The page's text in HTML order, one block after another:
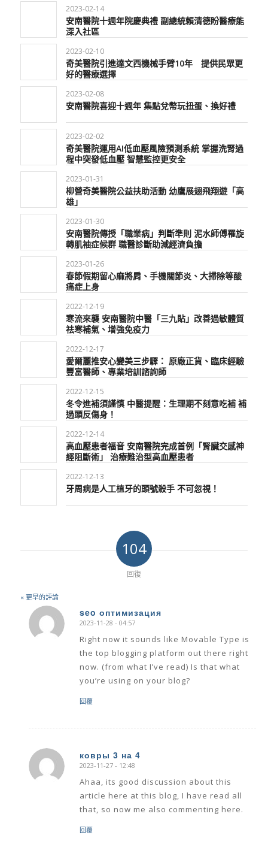
2023-02-14
安南醫院十週年院慶典禮 副總統賴清德盼醫療能
深入社區
2023-02-10
奇美醫院引進達文西機械手臂10年 提供民眾更
好的醫療選擇
2023-02-08
安南醫院喜迎十週年 集點兌幣玩扭蛋、換好禮
2023-02-02
奇美醫院運用AI低血壓風險預測系統 掌握洗腎過
程中突發低血壓 智慧監控更安全
2023-01-31
柳營奇美醫院公益扶助活動 幼鷹展翅飛翔遊「高
雄」
2023-01-30
安南醫院傳授「職業病」判斷準則 泥水師傅罹旋
轉肌袖症候群 職醫診斷助減經濟負擔
2023-01-26
春節假期留心麻將肩、手機關節炎、大掃除等酸
痛症上身
2022-12-19
寒流來襲 安南醫院中醫「三九貼」改善過敏體質
祛寒補氣、增強免疫力
2022-12-17
愛爾麗推安心變美三步驟： 原廠正貨、臨床經驗
豐富醫師、專業培訓諮詢師
2022-12-15
冬令進補須謹慎 中醫提醒：生理期不刻意吃補 補
過頭反傷身！
2022-12-14
高血壓患者福音 安南醫院完成首例「腎臟交感神
經阻斷術」 治療難治型高血壓患者
2022-12-13
牙周病是人工植牙的頭號殺手 不可忽視！
104
回復
« 更早的評論
seo оптимизация
says:
2023-11-28 - 04:57
Right now it sounds like Movable Type is
the top blogging platform out there right
now. (from what I’ve read) Is that what
you’re using on your blog?
回覆
ковры 3 на 4
says:
2023-11-27 - 12:48
Ahaa, its good discussion about this
article here at this blog, I have read all
that, so now me also commenting here.
回覆